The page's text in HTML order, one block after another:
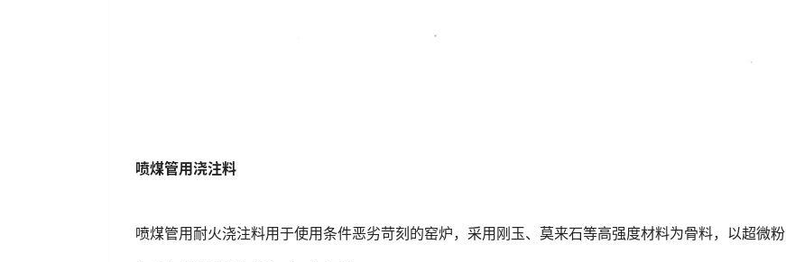
喷煤管用浇注料
喷煤管用耐火浇注料用于使用条件恶劣苛刻的窑炉，采用刚玉、莫来石等高强度材料为骨料，以超微粉